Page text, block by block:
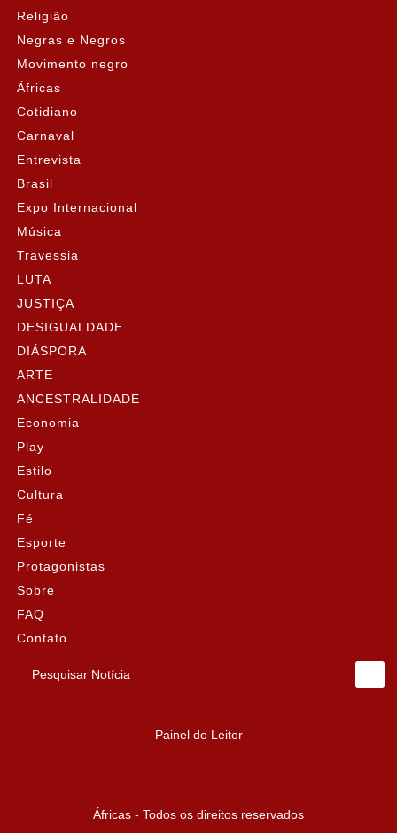
Religião
Negras e Negros
Movimento negro
Áfricas
Cotidiano
Carnaval
Entrevista
Brasil
Expo Internacional
Música
Travessia
LUTA
JUSTIÇA
DESIGUALDADE
DIÁSPORA
ARTE
ANCESTRALIDADE
Economia
Play
Estilo
Cultura
Fé
Esporte
Protagonistas
Sobre
FAQ
Contato
Pesquisar Notícia
Painel do Leitor
Áfricas - Todos os direitos reservados